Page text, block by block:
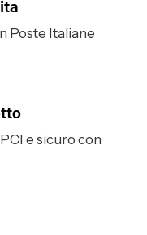
Poste Italiane
e sicuro con